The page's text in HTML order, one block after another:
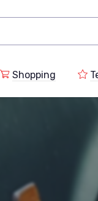
Shopping